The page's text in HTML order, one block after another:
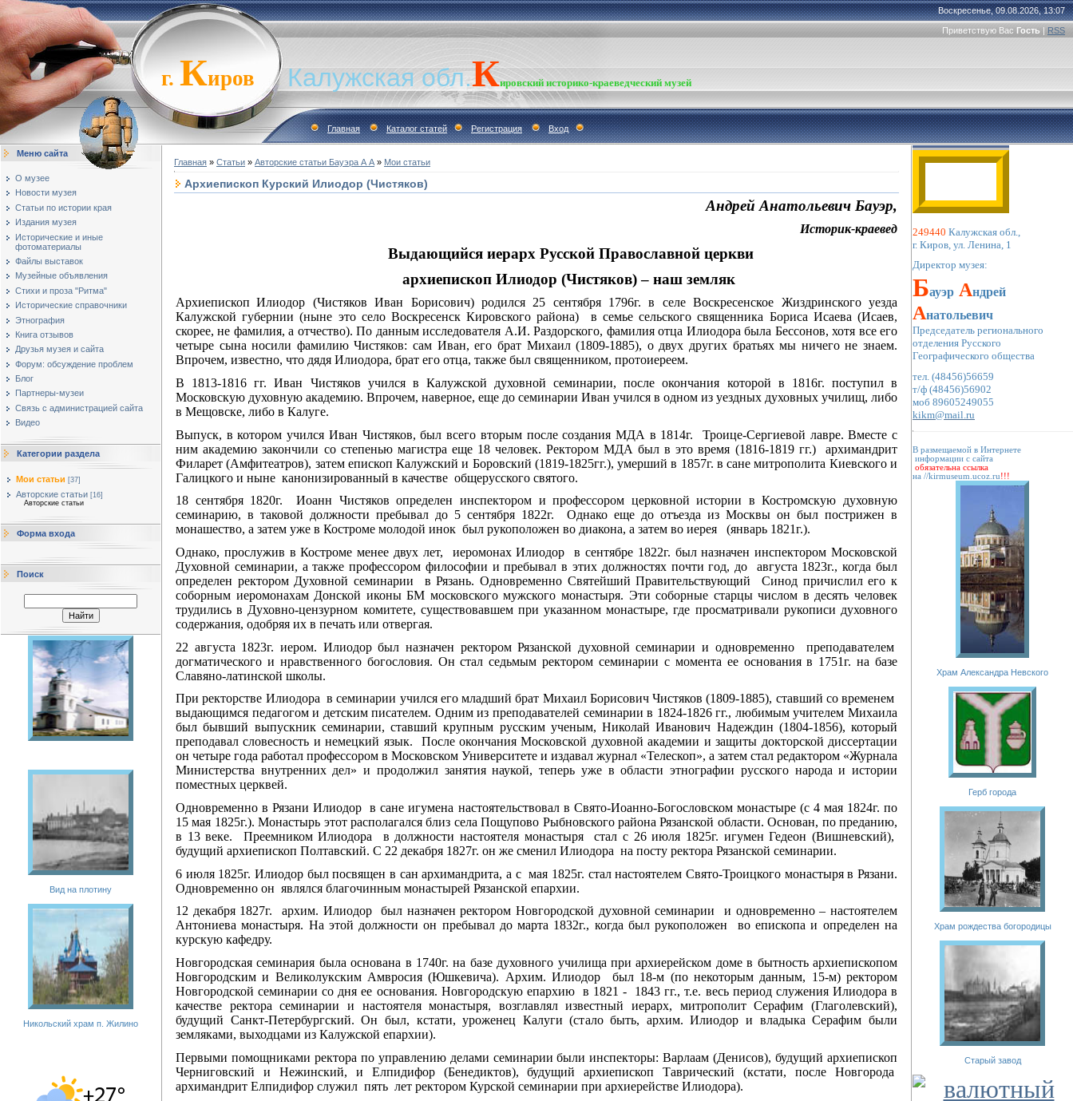
г. Киров
Воскресенье, 09.08.2026, 13:07
Приветствую Вас Гость | RSS
Калужская обл.Кировский историко-краеведческий музей
Главная Каталог статей Регистрация Вход
Меню сайта
О музее
Новости музея
Статьи по истории края
Издания музея
Исторические и иные
фотоматериалы
Файлы выставок
Музейные объявления
Стихи и проза "Ритма"
Исторические справочники
Этнография
Книга отзывов
Друзья музея и сайта
Форум: обсуждение проблем
Блог
Партнеры-музеи
Cвязь с администрацией сайта
Видео
Категории раздела
Мои статьи [37]
Авторские статьи [16]
Авторские статьи
Форма входа
Поиск
Вид на плотину
Никольский храм п. Жилино
Главная » Статьи » Авторские статьи Бауэра А А » Мои статьи
Архиепископ Курский Илиодор (Чистяков)
Андрей Анатольевич Бауэр,
Историк-краевед
Выдающийся иерарх Русской Православной церкви
архиепископ Илиодор (Чистяков) – наш земляк
Архиепископ Илиодор (Чистяков Иван Борисович) родился 25 сентября 1796г. в селе Воскресенское Жиздринского уезда
Калужской губернии (ныне это село Воскресенск Кировского района) в семье сельского священника Бориса Исаева (Исаев,
скорее, не фамилия, а отчество). По данным исследователя А.И. Раздорского, фамилия отца Илиодора была Бессонов, хотя все его
четыре сына носили фамилию Чистяков: сам Иван, его брат Михаил (1809-1885), о двух других братьях мы ничего не знаем.
Впрочем, известно, что дядя Илиодора, брат его отца, также был священником, протоиереем.
В 1813-1816 гг. Иван Чистяков учился в Калужской духовной семинарии, после окончания которой в 1816г. поступил в
Московскую духовную академию. Впрочем, наверное, еще до семинарии Иван учился в одном из уездных духовных училищ, либо
в Мещовске, либо в Калуге.
Выпуск, в котором учился Иван Чистяков, был всего вторым после создания МДА в 1814г. Троице-Сергиевой лавре. Вместе с
ним академию закончили со степенью магистра еще 18 человек. Ректором МДА был в это время (1816-1819 гг.) архимандрит
Филарет (Амфитеатров), затем епископ Калужский и Боровский (1819-1825гг.), умерший в 1857г. в сане митрополита Киевского и
Галицкого и ныне канонизированный в качестве общерусского святого.
18 сентября 1820г. Иоанн Чистяков определен инспектором и профессором церковной истории в Костромскую духовную
семинарию, в таковой должности пребывал до 5 сентября 1822г. Однако еще до отъезда из Москвы он был пострижен в
монашество, а затем уже в Костроме молодой инок был рукоположен во диакона, а затем во иерея (январь 1821г.).
Однако, прослужив в Костроме менее двух лет, иеромонах Илиодор в сентябре 1822г. был назначен инспектором Московской
Духовной семинарии, а также профессором философии и пребывал в этих должностях почти год, до августа 1823г., когда был
определен ректором Духовной семинарии в Рязань. Одновременно Святейший Правительствующий Синод причислил его к
соборным иеромонахам Донской иконы БМ московского мужского монастыря. Эти соборные старцы числом в десять человек
трудились в Духовно-цензурном комитете, существовавшем при указанном монастыре, где просматривали рукописи духовного
содержания, одобряя их в печать или отвергая.
22 августа 1823г. иером. Илиодор был назначен ректором Рязанской духовной семинарии и одновременно преподавателем
догматического и нравственного богословия. Он стал седьмым ректором семинарии с момента ее основания в 1751г. на базе
Славяно-латинской школы.
При ректорстве Илиодора в семинарии учился его младший брат Михаил Борисович Чистяков (1809-1885), ставший со временем
выдающимся педагогом и детским писателем. Одним из преподавателей семинарии в 1824-1826 гг., любимым учителем Михаила
был бывший выпускник семинарии, ставший крупным русским ученым, Николай Иванович Надеждин (1804-1856), который
преподавал словесность и немецкий язык. После окончания Московской духовной академии и защиты докторской диссертации
он четыре года работал профессором в Московском Университете и издавал журнал «Телескоп», а затем стал редактором «Журнала
Министерства внутренних дел» и продолжил занятия наукой, теперь уже в области этнографии русского народа и истории
поместных церквей.
Одновременно в Рязани Илиодор в сане игумена настоятельствовал в Свято-Иоанно-Богословском монастыре (с 4 мая 1824г. по
15 мая 1825г.). Монастырь этот располагался близ села Пощупово Рыбновского района Рязанской области. Основан, по преданию,
в 13 веке. Преемником Илиодора в должности настоятеля монастыря стал с 26 июля 1825г. игумен Гедеон (Вишневский),
будущий архиепископ Полтавский. С 22 декабря 1827г. он же сменил Илиодора на посту ректора Рязанской семинарии.
6 июля 1825г. Илиодор был посвящен в сан архимандрита, а с мая 1825г. стал настоятелем Свято-Троицкого монастыря в Рязани.
Одновременно он являлся благочинным монастырей Рязанской епархии.
12 декабря 1827г. архим. Илиодор был назначен ректором Новгородской духовной семинарии и одновременно – настоятелем
Антониева монастыря. На этой должности он пребывал до марта 1832г., когда был рукоположен во епископа и определен на
курскую кафедру.
Новгородская семинария была основана в 1740г. на базе духовного училища при архиерейском доме в бытность архиепископом
Новгородским и Великолукским Амвросия (Юшкевича). Архим. Илиодор был 18-м (по некоторым данным, 15-м) ректором
Новгородской семинарии со дня ее основания. Новгородскую епархию в 1821 - 1843 гг., т.е. весь период служения Илиодора в
качестве ректора семинарии и настоятеля монастыря, возглавлял известный иерарх, митрополит Серафим (Глаголевский),
будущий Санкт-Петербургский. Он был, кстати, уроженец Калуги (стало быть, архим. Илиодор и владыка Серафим были
земляками, выходцами из Калужской епархии).
Первыми помощниками ректора по управлению делами семинарии были инспекторы: Варлаам (Денисов), будущий архиепископ
Черниговский и Нежинский, и Елпидифор (Бенедиктов), будущий архиепископ Таврический (кстати, после Новгорода
архимандрит Елпидифор служил пять лет ректором Курской семинарии при архиерействе Илиодора).
249440 Калужская обл.,
г. Киров, ул. Ленина, 1
Директор музея:
Бауэр Андрей
Анатольевич
Председатель регионального
отделения Русского
Географического общества
тел. (48456)56659
т/ф (48456)56902
моб 89605249055
kikm@mail.ru
В размещаемой в Интернете
информации с сайта
обязательна ссылка
на //kirmuseum.ucoz.ru!!!
Храм Александра Невского
Герб города
Храм рождества богородицы
Старый завод